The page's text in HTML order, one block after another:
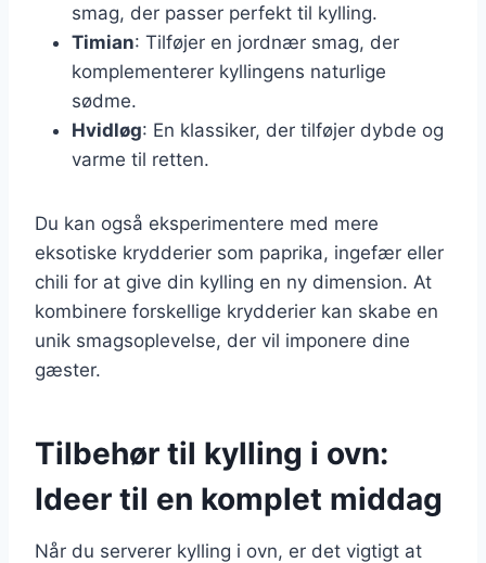
smag, der passer perfekt til kylling.
Timian: Tilføjer en jordnær smag, der
komplementerer kyllingens naturlige
sødme.
Hvidløg: En klassiker, der tilføjer dybde og
varme til retten.
Du kan også eksperimentere med mere
eksotiske krydderier som paprika, ingefær eller
chili for at give din kylling en ny dimension. At
kombinere forskellige krydderier kan skabe en
unik smagsoplevelse, der vil imponere dine
gæster.
Tilbehør til kylling i ovn:
Ideer til en komplet middag
Når du serverer kylling i ovn, er det vigtigt at